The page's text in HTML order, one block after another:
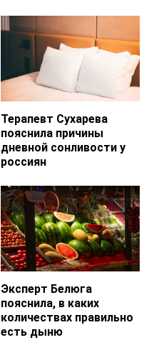
Терапевт Сухарева
пояснила причины
дневной сонливости у
россиян
Эксперт Белюга
пояснила, в каких
количествах правильно
есть дыню